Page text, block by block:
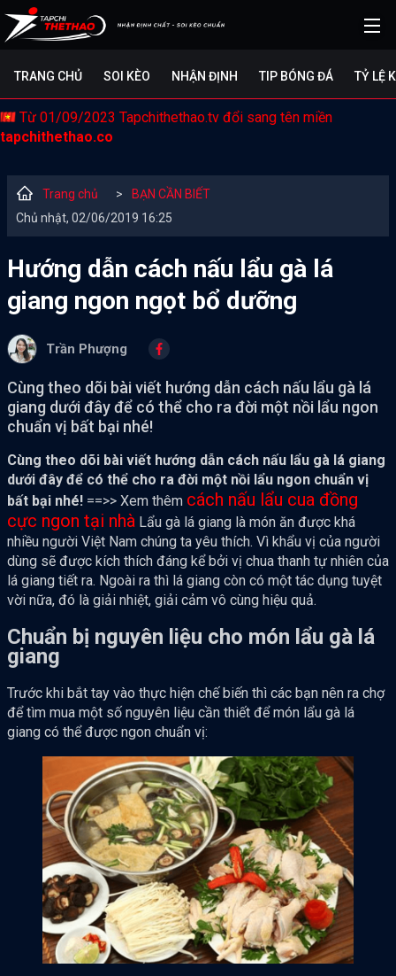
TRANG CHỦ SOI KÈO NHẬN ĐỊNH TIP BÓNG ĐÁ TỶ LỆ
Từ 01/09/2023 Tapchithethao.tv đổi sang tên miền
tapchithethao.co
Trang chủ >
BẠN CẦN BIẾT
Chủ nhật, 02/06/2019 16:25
Hướng dẫn cách nấu lẩu gà lá
giang ngon ngọt bổ dưỡng
Trần Phượng
Cùng theo dõi bài viết hướng dẫn cách nấu lẩu gà lá
giang dưới đây để có thể cho ra đời một nồi lẩu ngon
chuẩn vị bất bại nhé!
Cùng theo dõi bài viết hướng dẫn cách nấu lẩu gà lá giang
dưới đây để có thể cho ra đời một nồi lẩu ngon chuẩn vị
bất bại nhé! ==>> Xem thêm cách nấu lẩu cua đồng
cực ngon tại nhà Lẩu gà lá giang là món ăn được khá
nhiều người Việt Nam chúng ta yêu thích. Vì khẩu vị của người
dùng sẽ được kích thích đáng kể bởi vị chua thanh tự nhiên của
lá giang tiết ra. Ngoài ra thì lá giang còn có một tác dụng tuyệt
vời nữa, đó là giải nhiệt, giải cảm vô cùng hiệu quả.
Chuẩn bị nguyên liệu cho món lẩu gà lá
giang
Trước khi bắt tay vào thực hiện chế biến thì các bạn nên ra chợ
để tìm mua một số nguyên liệu cần thiết để món lẩu gà lá
giang có thể được ngon chuẩn vị: